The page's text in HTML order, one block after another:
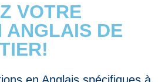
VOTRE
ANGLAIS DE